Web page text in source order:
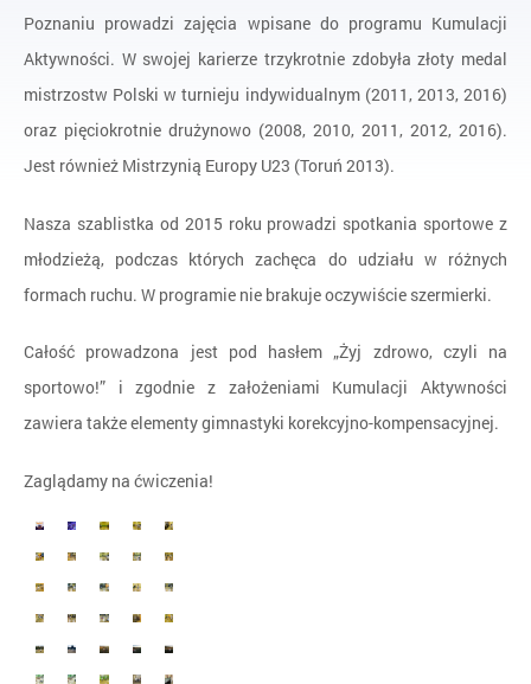
Poznaniu prowadzi zajęcia wpisane do programu Kumulacji
Aktywności. W swojej karierze trzykrotnie zdobyła złoty medal
mistrzostw Polski w turnieju indywidualnym (2011, 2013, 2016)
oraz pięciokrotnie drużynowo (2008, 2010, 2011, 2012, 2016).
Jest również Mistrzynią Europy U23 (Toruń 2013).
Nasza szablistka od 2015 roku prowadzi spotkania sportowe z
młodzieżą, podczas których zachęca do udziału w różnych
formach ruchu. W programie nie brakuje oczywiście szermierki.
Całość prowadzona jest pod hasłem „Żyj zdrowo, czyli na
sportowo!” i zgodnie z założeniami Kumulacji Aktywności
zawiera także elementy gimnastyki korekcyjno-kompensacyjnej.
Zaglądamy na ćwiczenia!